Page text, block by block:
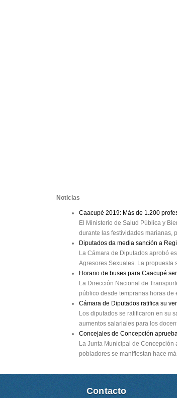
Noticias
Caacupé 2019: Más de 1.200
El Ministerio de Salud Pública y
durante las festividades marianas,
Diputados da media sanción a
La Cámara de Diputados aprobó
Agresores Sexuales. La propuesta
Horario de buses para Caacupé
La Dirección Nacional de
público desde tempranas horas de
Cámara de Diputados ratifica su
Los diputados se ratificaron en su
aumentos salariales para los
Concejales de Concepción
La Junta Municipal de
pobladores se manifiestan hace
Contacto